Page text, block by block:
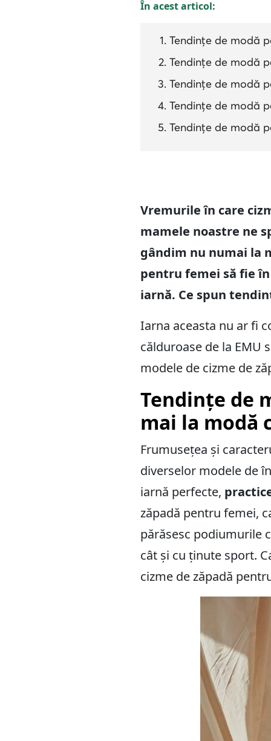
În acest articol:
Tendințe de modă
Tendințe de modă
Tendințe de modă
Tendințe de modă
Tendințe de modă
Vremurile în care
mamele noastre ne
gândim nu numai la
pentru femei să fie
iarnă. Ce spun
Iarna aceasta nu ar fi
călduroase de la EMU
modele de cizme de
Tendințe de
mai la modă
Frumusețea și
diverselor modele de
iarnă perfecte,
zăpadă pentru femei,
părăsesc podiumurile
cât și cu ținute sport.
cizme de zăpadă